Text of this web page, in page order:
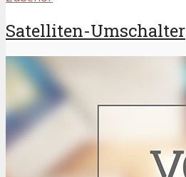
Satelliten-Umschalter